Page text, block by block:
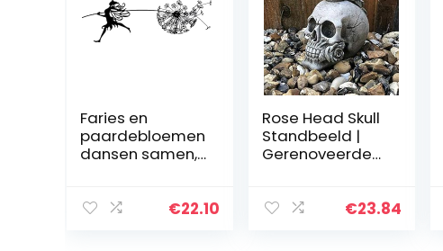
Faries en
paardebloemen
dansen samen,
beeldhouwkunst
€22.10
Rose Head Skull
Standbeeld |
Gerenoveerde
ornament
€23.84